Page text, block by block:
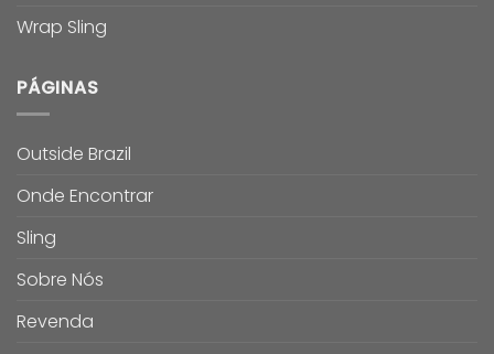
Wrap Sling
PÁGINAS
Outside Brazil
Onde Encontrar
Sling
Sobre Nós
Revenda